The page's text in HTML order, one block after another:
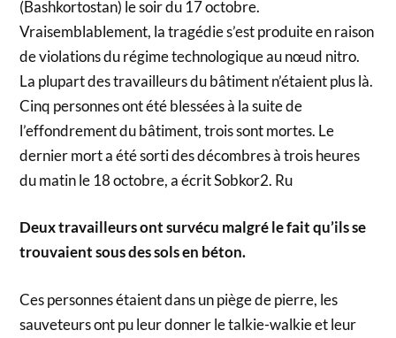
(Bashkortostan) le soir du 17 octobre.
Vraisemblablement, la tragédie s’est produite en raison
de violations du régime technologique au nœud nitro.
La plupart des travailleurs du bâtiment n’étaient plus là.
Cinq personnes ont été blessées à la suite de
l’effondrement du bâtiment, trois sont mortes. Le
dernier mort a été sorti des décombres à trois heures
du matin le 18 octobre, a écrit Sobkor2. Ru
Deux travailleurs ont survécu malgré le fait qu’ils se
trouvaient sous des sols en béton.
Ces personnes étaient dans un piège de pierre, les
sauveteurs ont pu leur donner le talkie-walkie et leur